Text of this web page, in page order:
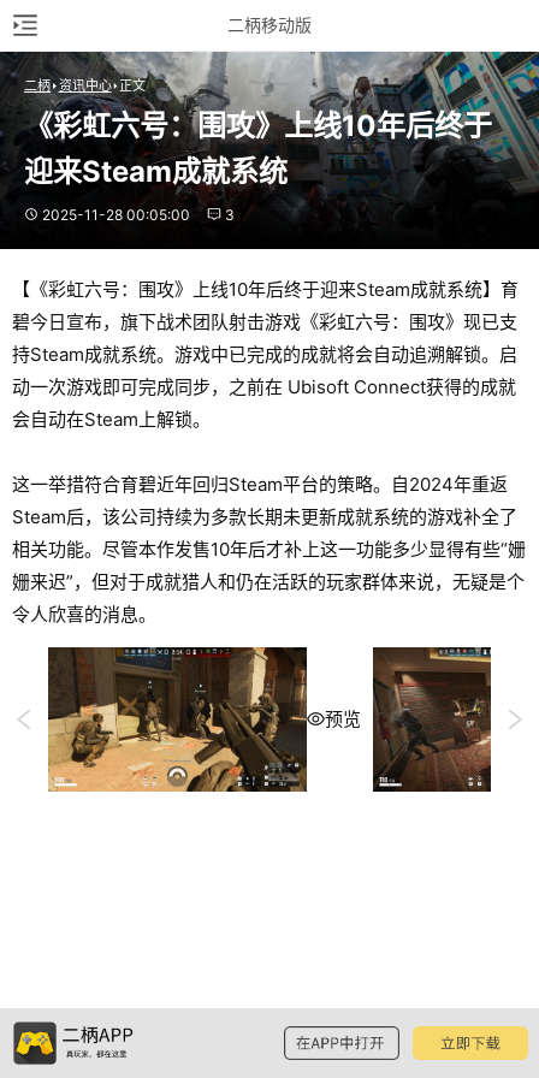
二柄移动版
二柄 资讯中心 正文
《彩虹六号：围攻》上线10年后终于
迎来Steam成就系统
2025-11-28 00:05:00 3
【《彩虹六号：围攻》上线10年后终于迎来Steam成就系统】育
碧今日宣布，旗下战术团队射击游戏《彩虹六号：围攻》现已支
持Steam成就系统。游戏中已完成的成就将会自动追溯解锁。启
动一次游戏即可完成同步，之前在 Ubisoft Connect获得的成就
会自动在Steam上解锁。
这一举措符合育碧近年回归Steam平台的策略。自2024年重返
Steam后，该公司持续为多款长期未更新成就系统的游戏补全了
相关功能。尽管本作发售10年后才补上这一功能多少显得有些“姗
姗来迟”，但对于成就猎人和仍在活跃的玩家群体来说，无疑是个
令人欣喜的消息。
预览